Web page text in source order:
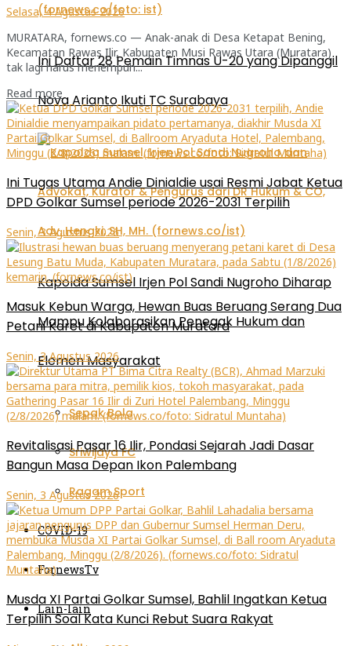
Ini Daftar 28 Pemain Timnas U-20 yang Dipanggil
Nova Arianto Ikuti TC Surabaya
Kapolda Sumsel Irjen Pol Sandi Nugroho Diharap
Mampu Kolaborasikan Penegak Hukum dan
Elemen Masyarakat
Sepak Bola
Sriwijaya FC
Ragam Sport
COVID-19
FornewsTv
Lain-lain
Selasa, 4 Agustus 2026
MURATARA, fornews.co — Anak-anak di Desa Ketapat Bening,
Kecamatan Rawas Ilir, Kabupaten Musi Rawas Utara (Muratara)
tak lagi harus menempuh...
Read more
Ini Tugas Utama Andie Dinialdie usai Resmi Jabat Ketua
DPD Golkar Sumsel periode 2026-2031 Terpilih
Senin, 3 Agustus 2026
Masuk Kebun Warga, Hewan Buas Beruang Serang Dua
Petani Karet di Kabupaten Muratara
Senin, 3 Agustus 2026
Revitalisasi Pasar 16 Ilir, Pondasi Sejarah Jadi Dasar
Bangun Masa Depan Ikon Palembang
Senin, 3 Agustus 2026
Musda XI Partai Golkar Sumsel, Bahlil Ingatkan Ketua
Terpilih Soal Kata Kunci Rebut Suara Rakyat